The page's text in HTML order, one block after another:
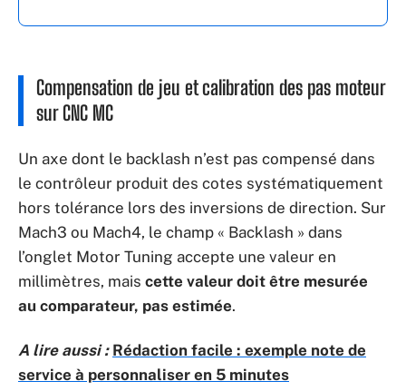
Compensation de jeu et calibration des pas moteur
sur CNC MC
Un axe dont le backlash n’est pas compensé dans
le contrôleur produit des cotes systématiquement
hors tolérance lors des inversions de direction. Sur
Mach3 ou Mach4, le champ « Backlash » dans
l’onglet Motor Tuning accepte une valeur en
millimètres, mais cette valeur doit être mesurée
au comparateur, pas estimée.
A lire aussi : Rédaction facile : exemple note de
service à personnaliser en 5 minutes